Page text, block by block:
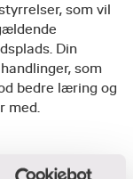
som vil
Din
som
bedre læring og
med.